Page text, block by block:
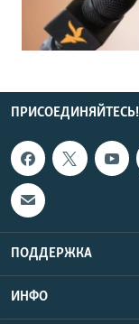
ПРИСОЕДИНЯЙТЕСЬ!
ПОДДЕРЖКА
ИНФО